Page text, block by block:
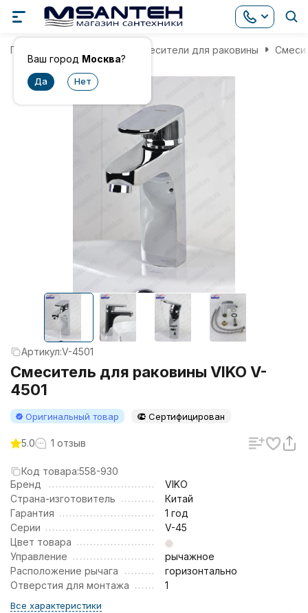
Ваш город Москва?
Главная Смесители для раковины
Артикул:V-4501
Смеситель для раковины VIKO V-
4501
Оригинальный товар Сертифицирован
5.0 1 отзыв
Код товара:558-930
Бренд
VIKO
Страна-изготовитель
Китай
Гарантия
1 год
Серии
V-45
Цвет товара
Управление
рычажное
Расположение рычага
горизонтально
Отверстия для монтажа
1
Все характеристики